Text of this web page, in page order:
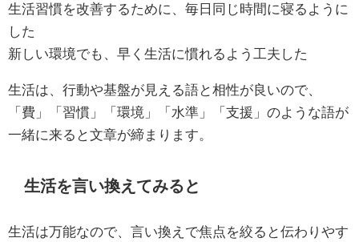
生活習慣を改善するために、毎日同じ時間に寝るように
した
新しい環境でも、早く生活に慣れるよう工夫した
生活は、行動や基盤が見える語と相性が良いので、
「費」「習慣」「環境」「水準」「支援」のような語が
一緒に来ると文章が締まります。
生活を言い換えてみると
生活は万能なので、言い換えで焦点を絞ると伝わりやす